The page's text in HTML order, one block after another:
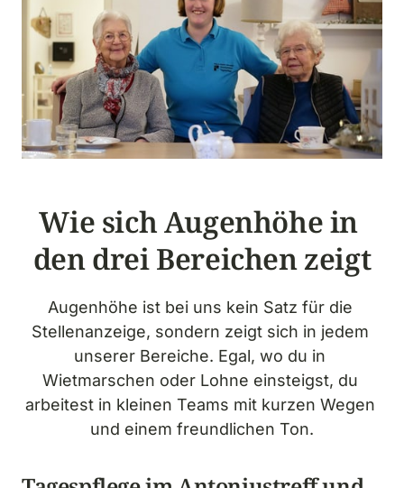
Wie sich Augenhöhe in
den drei Bereichen zeigt
Augenhöhe ist bei uns kein Satz für die
Stellenanzeige, sondern zeigt sich in jedem
unserer Bereiche. Egal, wo du in
Wietmarschen oder Lohne einsteigst, du
arbeitest in kleinen Teams mit kurzen Wegen
und einem freundlichen Ton.